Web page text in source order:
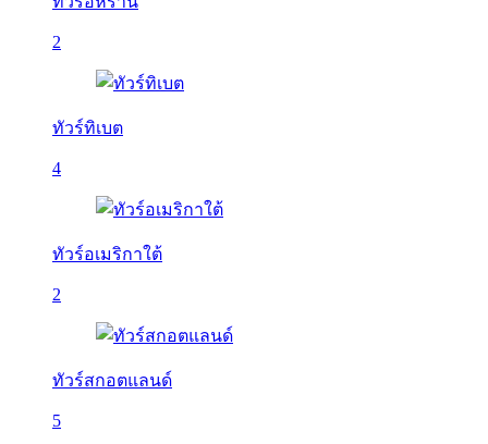
2
ทัวร์ทิเบต
4
ทัวร์อเมริกาใต้
2
ทัวร์สกอตแลนด์
5